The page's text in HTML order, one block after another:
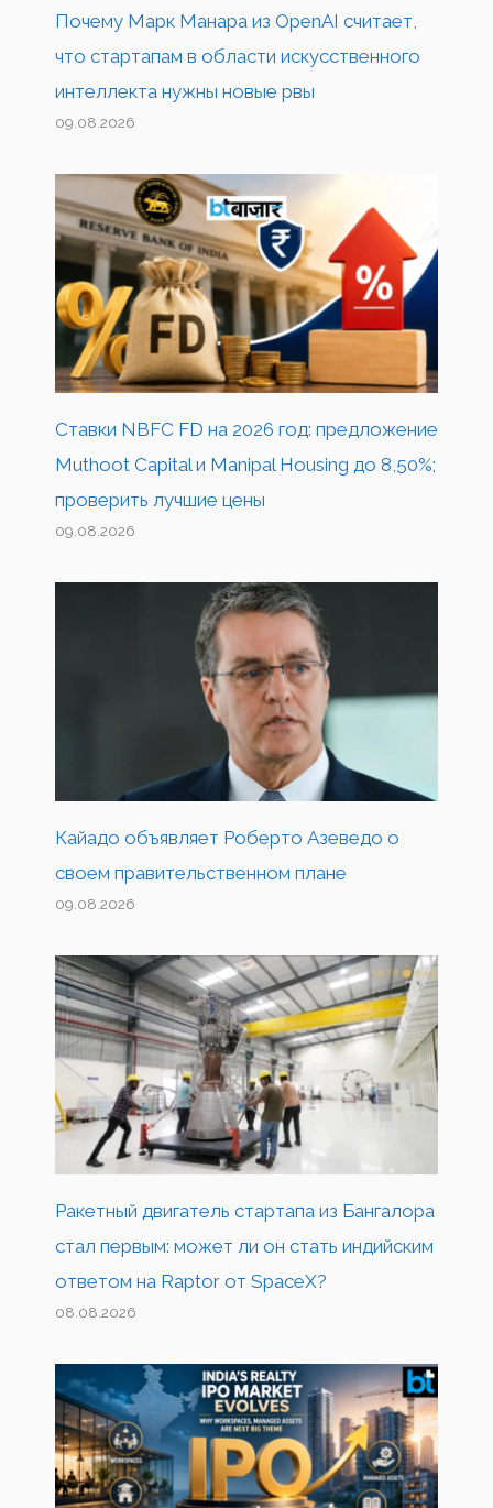
Почему Марк Манара из OpenAI считает,
что стартапам в области искусственного
интеллекта нужны новые рвы
09.08.2026
Ставки NBFC FD на 2026 год: предложение
Muthoot Capital и Manipal Housing до 8,50%;
проверить лучшие цены
09.08.2026
Кайадо объявляет Роберто Азеведо о
своем правительственном плане
09.08.2026
Ракетный двигатель стартапа из Бангалора
стал первым: может ли он стать индийским
ответом на Raptor от SpaceX?
08.08.2026